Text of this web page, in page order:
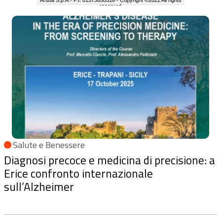
Salute e Benessere
Diagnosi precoce e medicina di precisione: a
Erice confronto internazionale
sull’Alzheimer